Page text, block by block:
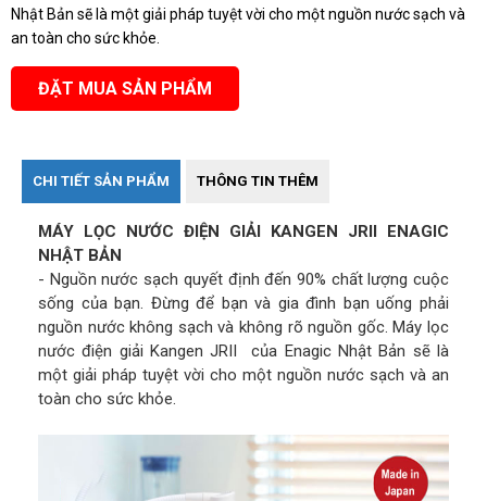
Nhật Bản sẽ là một giải pháp tuyệt vời cho một nguồn nước sạch và
an toàn cho sức khỏe.
ĐẶT MUA SẢN PHẨM
CHI TIẾT SẢN PHẨM THÔNG TIN THÊM
MÁY LỌC NƯỚC ĐIỆN GIẢI KANGEN JRII ENAGIC
NHẬT BẢN
- Nguồn nước sạch quyết định đến 90% chất lượng cuộc
sống của bạn. Đừng để bạn và gia đình bạn uống phải
nguồn nước không sạch và không rõ nguồn gốc. Máy lọc
nước điện giải Kangen JRII của Enagic Nhật Bản sẽ là
một giải pháp tuyệt vời cho một nguồn nước sạch và an
toàn cho sức khỏe.